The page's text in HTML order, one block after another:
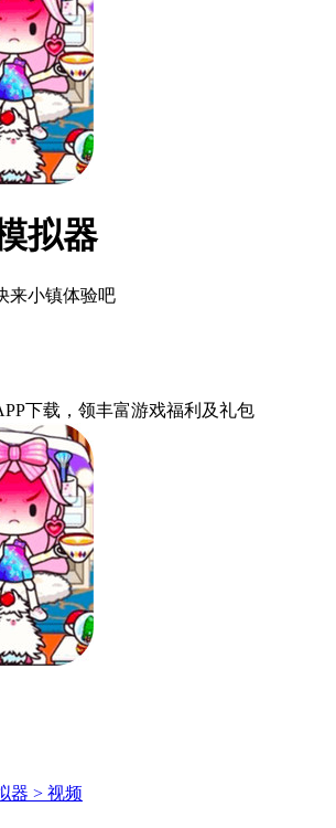
拟器
来小镇体验吧
下载 ，领丰富游戏福利 及礼包
器 > 视频